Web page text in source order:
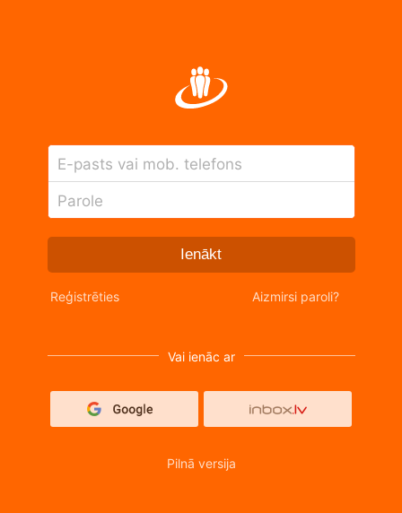
E-pasts vai mob. telefons
Parole
Ienākt
Reģistrēties Aizmirsi paroli?
Vai ienāc ar
Pilnā versija